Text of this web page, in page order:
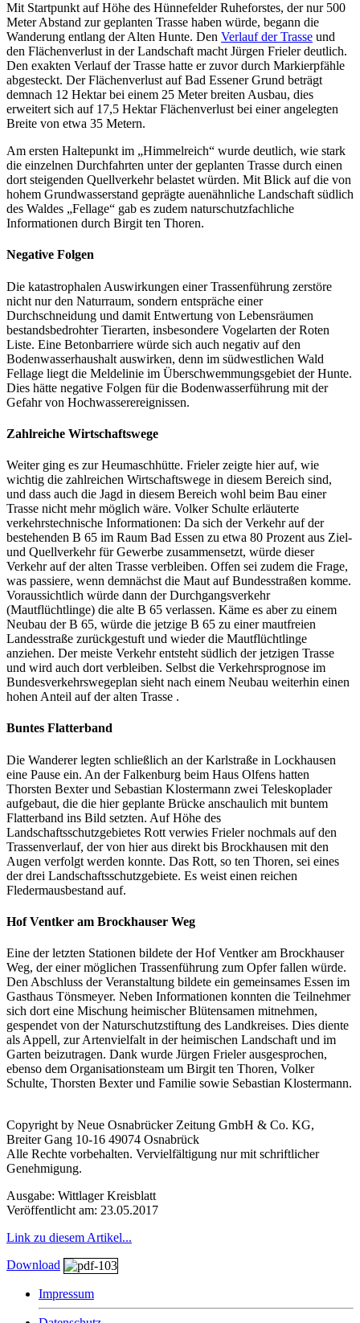
Mit Startpunkt auf Höhe des Hünnefelder Ruheforstes, der nur 500
Meter Abstand zur geplanten Trasse haben würde, begann die
Wanderung entlang der Alten Hunte. Den Verlauf der Trasse und
den Flächenverlust in der Landschaft macht Jürgen Frieler deutlich.
Den exakten Verlauf der Trasse hatte er zuvor durch Markierpfähle
abgesteckt. Der Flächenverlust auf Bad Essener Grund beträgt
demnach 12 Hektar bei einem 25 Meter breiten Ausbau, dies
erweitert sich auf 17,5 Hektar Flächenverlust bei einer angelegten
Breite von etwa 35 Metern.
Am ersten Haltepunkt im „Himmelreich“ wurde deutlich, wie stark
die einzelnen Durchfahrten unter der geplanten Trasse durch einen
dort steigenden Quellverkehr belastet würden. Mit Blick auf die von
hohem Grundwasserstand geprägte auenähnliche Landschaft südlich
des Waldes „Fellage“ gab es zudem naturschutzfachliche
Informationen durch Birgit ten Thoren.
Negative Folgen
Die katastrophalen Auswirkungen einer Trassenführung zerstöre
nicht nur den Naturraum, sondern entspräche einer
Durchschneidung und damit Entwertung von Lebensräumen
bestandsbedrohter Tierarten, insbesondere Vogelarten der Roten
Liste. Eine Betonbarriere würde sich auch negativ auf den
Bodenwasserhaushalt auswirken, denn im südwestlichen Wald
Fellage liegt die Meldelinie im Überschwemmungsgebiet der Hunte.
Dies hätte negative Folgen für die Bodenwasserführung mit der
Gefahr von Hochwasserereignissen.
Zahlreiche Wirtschaftswege
Weiter ging es zur Heumaschhütte. Frieler zeigte hier auf, wie
wichtig die zahlreichen Wirtschaftswege in diesem Bereich sind,
und dass auch die Jagd in diesem Bereich wohl beim Bau einer
Trasse nicht mehr möglich wäre. Volker Schulte erläuterte
verkehrstechnische Informationen: Da sich der Verkehr auf der
bestehenden B 65 im Raum Bad Essen zu etwa 80 Prozent aus Ziel-
und Quellverkehr für Gewerbe zusammensetzt, würde dieser
Verkehr auf der alten Trasse verbleiben. Offen sei zudem die Frage,
was passiere, wenn demnächst die Maut auf Bundesstraßen komme.
Voraussichtlich würde dann der Durchgangsverkehr
(Mautflüchtlinge) die alte B 65 verlassen. Käme es aber zu einem
Neubau der B 65, würde die jetzige B 65 zu einer mautfreien
Landesstraße zurückgestuft und wieder die Mautflüchtlinge
anziehen. Der meiste Verkehr entsteht südlich der jetzigen Trasse
und wird auch dort verbleiben. Selbst die Verkehrsprognose im
Bundesverkehrswegeplan sieht nach einem Neubau weiterhin einen
hohen Anteil auf der alten Trasse .
Buntes Flatterband
Die Wanderer legten schließlich an der Karlstraße in Lockhausen
eine Pause ein. An der Falkenburg beim Haus Olfens hatten
Thorsten Bexter und Sebastian Klostermann zwei Teleskoplader
aufgebaut, die die hier geplante Brücke anschaulich mit buntem
Flatterband ins Bild setzten. Auf Höhe des
Landschaftsschutzgebietes Rott verwies Frieler nochmals auf den
Trassenverlauf, der von hier aus direkt bis Brockhausen mit den
Augen verfolgt werden konnte. Das Rott, so ten Thoren, sei eines
der drei Landschaftsschutzgebiete. Es weist einen reichen
Fledermausbestand auf.
Hof Ventker am Brockhauser Weg
Eine der letzten Stationen bildete der Hof Ventker am Brockhauser
Weg, der einer möglichen Trassenführung zum Opfer fallen würde.
Den Abschluss der Veranstaltung bildete ein gemeinsames Essen im
Gasthaus Tönsmeyer. Neben Informationen konnten die Teilnehmer
sich dort eine Mischung heimischer Blütensamen mitnehmen,
gespendet von der Naturschutzstiftung des Landkreises. Dies diente
als Appell, zur Artenvielfalt in der heimischen Landschaft und im
Garten beizutragen. Dank wurde Jürgen Frieler ausgesprochen,
ebenso dem Organisationsteam um Birgit ten Thoren, Volker
Schulte, Thorsten Bexter und Familie sowie Sebastian Klostermann.
Copyright by Neue Osnabrücker Zeitung GmbH & Co. KG,
Breiter Gang 10-16 49074 Osnabrück
Alle Rechte vorbehalten. Vervielfältigung nur mit schriftlicher
Genehmigung.
Ausgabe: Wittlager Kreisblatt
Veröffentlicht am: 23.05.2017
Link zu diesem Artikel...
Download
Impressum